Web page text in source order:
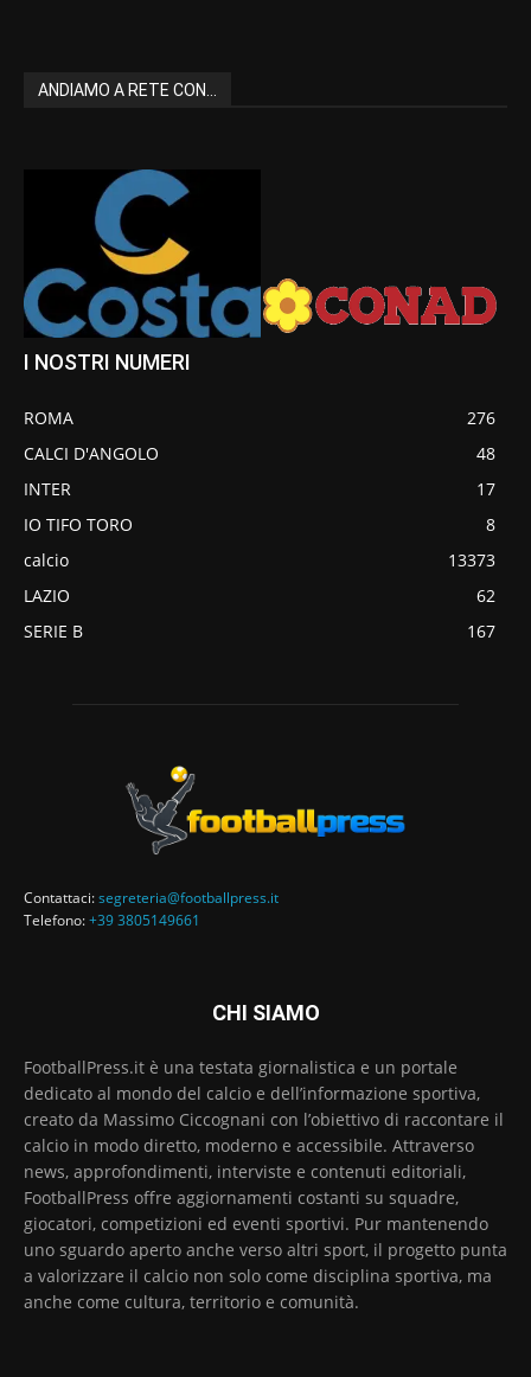
ANDIAMO A RETE CON...
I NOSTRI NUMERI
ROMA
276
CALCI D'ANGOLO
48
INTER
17
IO TIFO TORO
8
calcio
13373
LAZIO
62
SERIE B
167
Contattaci:segreteria@footballpress.it
Telefono:+39 3805149661
CHI SIAMO
FootballPress.it è una testata giornalistica e un portale
dedicato al mondo del calcio e dell’informazione sportiva,
creato da Massimo Ciccognani con l’obiettivo di raccontare il
calcio in modo diretto, moderno e accessibile. Attraverso
news, approfondimenti, interviste e contenuti editoriali,
FootballPress offre aggiornamenti costanti su squadre,
giocatori, competizioni ed eventi sportivi. Pur mantenendo
uno sguardo aperto anche verso altri sport, il progetto punta
a valorizzare il calcio non solo come disciplina sportiva, ma
anche come cultura, territorio e comunità.